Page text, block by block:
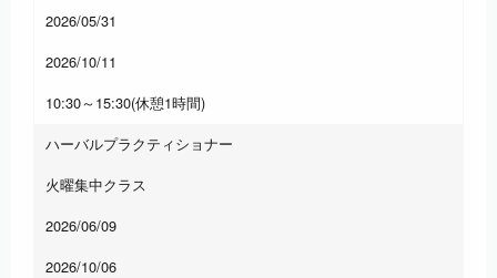
2026/05/31
2026/10/11
10:30～15:30(休憩1時間)
ハーバルプラクティショナー
火曜集中クラス
2026/06/09
2026/10/06